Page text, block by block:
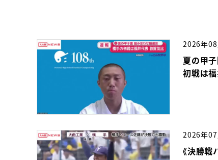
2026年
夏の甲
初戦は
2026年
《決勝戦